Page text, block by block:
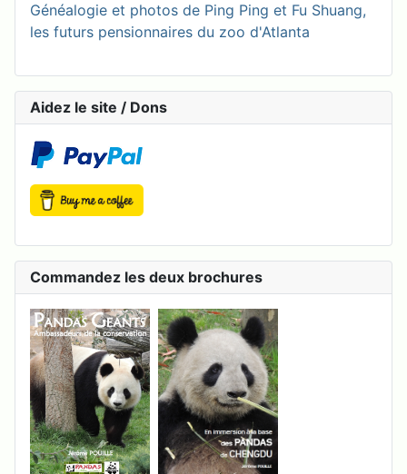
Généalogie et photos de Ping Ping et Fu Shuang,
les futurs pensionnaires du zoo d'Atlanta
Aidez le site / Dons
Commandez les deux brochures